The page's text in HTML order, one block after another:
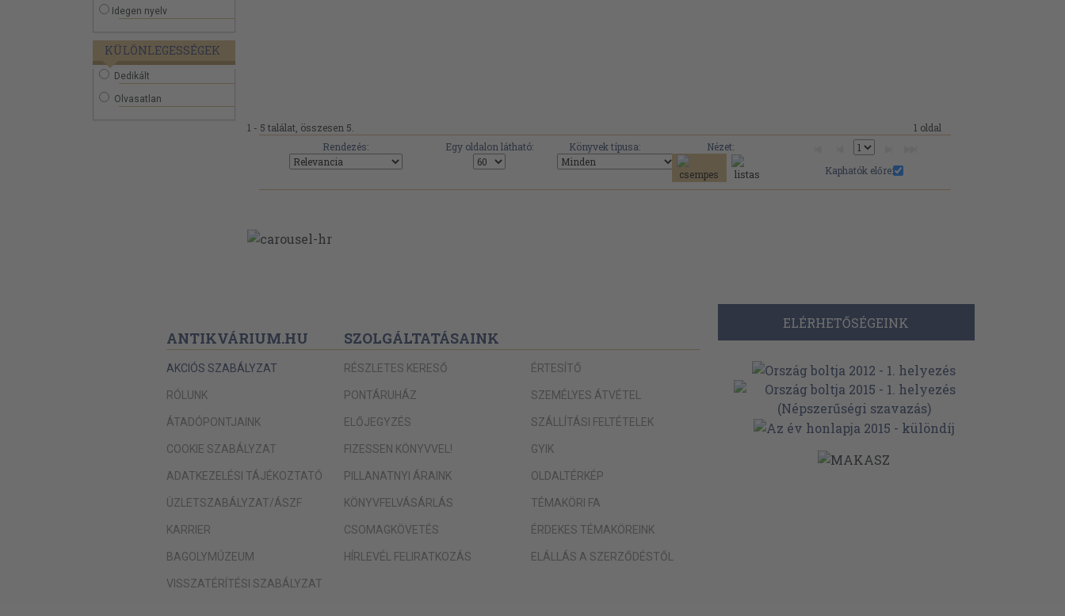
Idegen nyelv
KÜLÖNLEGESSÉGEK
Dedikált
Olvasatlan
1 - 5 találat, összesen 5.
1 oldal
Rendezés:
Egy oldalon látható: Könyvek típusa:
Nézet:
Kaphatók előre:
ANTIKVÁRIUM.HU
AKCIÓS SZABÁLYZAT
RÓLUNK
ÁTADÓPONTJAINK
COOKIE SZABÁLYZAT
ADATKEZELÉSI TÁJÉKOZTATÓ
ÜZLETSZABÁLYZAT/ÁSZF
KARRIER
BAGOLYMÚZEUM
VISSZATÉRÍTÉSI SZABÁLYZAT
SZOLGÁLTATÁSAINK
RÉSZLETES KERESŐ
PONTÁRUHÁZ
ELŐJEGYZÉS
FIZESSEN KÖNYVVEL!
PILLANATNYI ÁRAINK
KÖNYVFELVÁSÁRLÁS
CSOMAGKÖVETÉS
HÍRLEVÉL FELIRATKOZÁS
ÉRTESÍTŐ
SZEMÉLYES ÁTVÉTEL
SZÁLLÍTÁSI FELTÉTELEK
GYIK
OLDALTÉRKÉP
TÉMAKÖRI FA
ÉRDEKES TÉMAKÖREINK
ELÁLLÁS A SZERZŐDÉSTŐL
ELÉRHETŐSÉGEINK